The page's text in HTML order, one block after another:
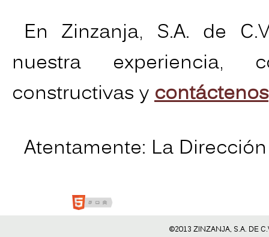
En Zinzanja, S.A. de
nuestra experiencia,
constructivas ycontáctenos
Atentamente: La
©2013 ZINZANJA, S.A. DE